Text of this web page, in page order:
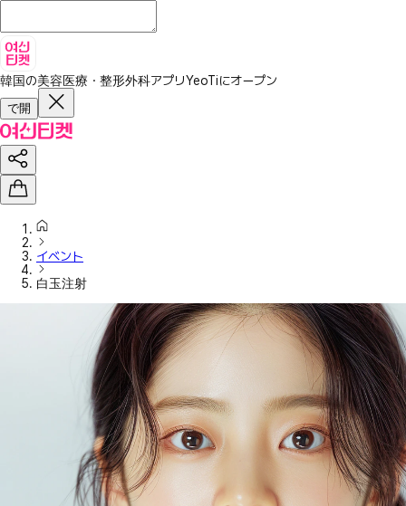
韓国の美容医療・整形外科アプリYeoTiにオープン
で開
イベント
白玉注射